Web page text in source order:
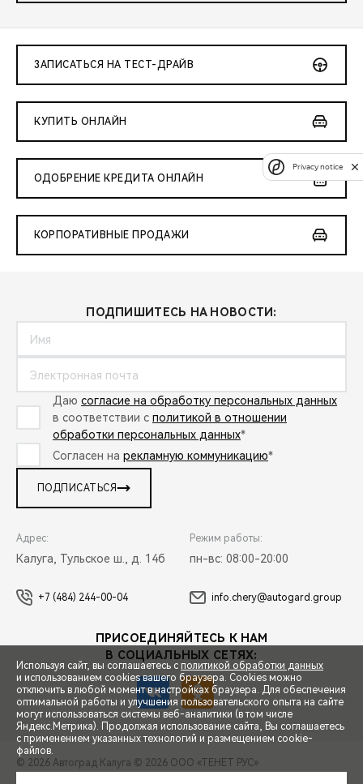
СПЕЦПРЕДЛОЖЕНИЯ
ЗАПИСЬ НА ТЕСТ-ДРАЙВ
ЗАПИСАТЬСЯ НА ТЕСТ-ДРАЙВ
КУПИТЬ ОНЛАЙН
ОДОБРЕНИЕ КРЕДИТА ОНЛАЙН
КОРПОРАТИВНЫЕ ПРОДАЖИ
ПОДПИШИТЕСЬ НА НОВОСТИ:
Даю согласие на обработку персональных данных
в соответствии с политикой в отношении
обработки персональных данных*
Согласен на рекламную коммуникацию*
ПОДПИСАТЬСЯ
Адрес:
Калуга, Тульское ш., д. 14б
Режим работы:
пн-вс: 08:00-20:00
+7 (484) 244-00-04 info.chery@autogard.group
ПРИСОЕДИНЯЙТЕСЬ К НАМ
В СОЦИАЛЬНЫХ СЕТЯХ:
© 2026 Автоград Калуга © 2026 ООО «ТЕНЕТ РУС»
Используя сайт, вы соглашаетесь с политикой обработки данных
и использованием cookies вашего браузера. Cookies можно
отключить в любой момент в настройках браузера. Для обеспечения
оптимальной работы и улучшения пользовательского опыта на сайте
могут использоваться системы веб-аналитики (в том числе
Яндекс.Метрика). Продолжая использование сайта, Вы соглашаетесь
с применением указанных технологий и размещением cookie-
файлов.
Privacy notice